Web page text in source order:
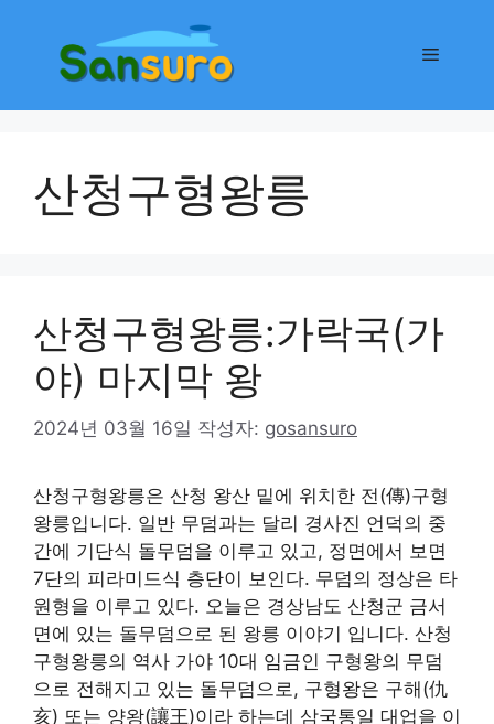
메
산청구형왕릉
산청구형왕릉:가락국(가
야) 마지막 왕
2024년 03월 16일 작성자: gosansuro
산청구형왕릉은 산청 왕산 밑에 위치한 전(傳)구형
왕릉입니다. 일반 무덤과는 달리 경사진 언덕의 중
간에 기단식 돌무덤을 이루고 있고, 정면에서 보면
7단의 피라미드식 층단이 보인다. 무덤의 정상은 타
원형을 이루고 있다. 오늘은 경상남도 산청군 금서
면에 있는 돌무덤으로 된 왕릉 이야기 입니다. 산청
구형왕릉의 역사 가야 10대 임금인 구형왕의 무덤
으로 전해지고 있는 돌무덤으로, 구형왕은 구해(仇
亥) 또는 양왕(讓王)이라 하는데 삼국통일 대업을 이